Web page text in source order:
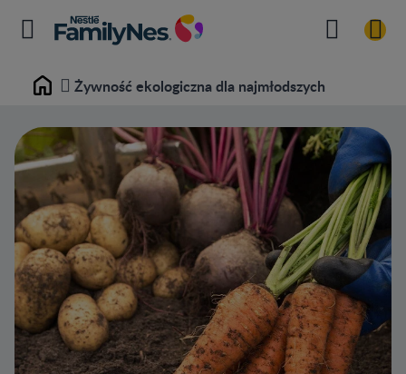
Home Żywność ekologiczna dla najmłodszych